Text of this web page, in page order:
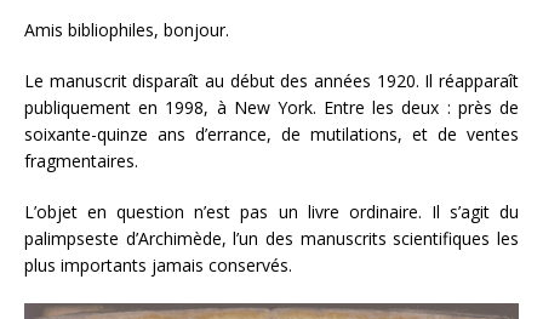
Amis bibliophiles, bonjour.
Le manuscrit disparaît au début des années 1920. Il réapparaît
publiquement en 1998, à New York. Entre les deux : près de
soixante-quinze ans d’errance, de mutilations, et de ventes
fragmentaires.
L’objet en question n’est pas un livre ordinaire. Il s’agit du
palimpseste d’Archimède, l’un des manuscrits scientifiques les
plus importants jamais conservés.